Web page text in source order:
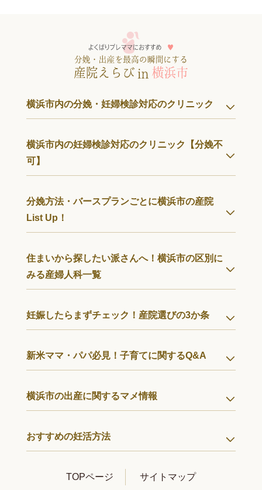
横浜市内の分娩・妊婦検診対応のクリニック
横浜市内の妊婦検診対応のクリニック【分娩不
可】
分娩方法・バースプランごとに横浜市の産院
List Up！
住まいから探したい派さんへ！横浜市の区別に
みる産婦人科一覧
妊娠したらまずチェック！産院選びの3か条
新米ママ・パパ必見！子育てに関するQ&A
横浜市の出産に関するマメ情報
おすすめの妊活方法
TOPページ サイトマップ